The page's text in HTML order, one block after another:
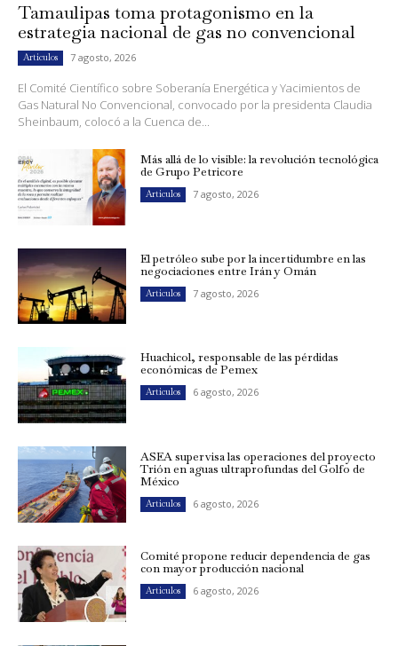
Tamaulipas toma protagonismo en la
estrategia nacional de gas no convencional
Artículos 7 agosto, 2026
El Comité Científico sobre Soberanía Energética y Yacimientos de
Gas Natural No Convencional, convocado por la presidenta Claudia
Sheinbaum, colocó a la Cuenca de...
Más allá de lo visible: la revolución tecnológica
de Grupo Petricore
Artículos 7 agosto, 2026
El petróleo sube por la incertidumbre en las
negociaciones entre Irán y Omán
Artículos 7 agosto, 2026
Huachicol, responsable de las pérdidas
económicas de Pemex
Artículos 6 agosto, 2026
ASEA supervisa las operaciones del proyecto
Trión en aguas ultraprofundas del Golfo de
México
Artículos 6 agosto, 2026
Comité propone reducir dependencia de gas
con mayor producción nacional
Artículos 6 agosto, 2026